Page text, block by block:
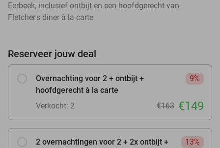
Eerbeek, inclusief ontbijt en een hoofdgerecht van
Fletcher's diner à la carte
Reserveer jouw deal
Overnachting voor 2 + ontbijt +
hoofdgerecht à la carte
9%
Verkocht: 2 €163 €149
2 overnachtingen voor 2 + 2x ontbijt +
13%